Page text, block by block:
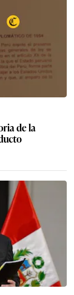
de la